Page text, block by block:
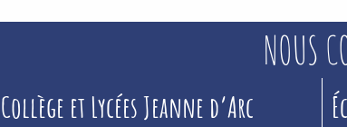
NOUS
Collège et Lycées Jeanne d’Arc